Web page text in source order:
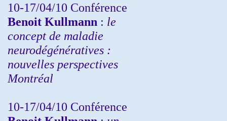
10-17/04/10 Conférence
Benoit Kullmann : le
concept de maladie
neurodégénératives :
nouvelles perspectives
Montréal
10-17/04/10 Conférence